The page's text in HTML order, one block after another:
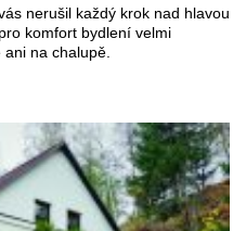
nerušil každý krok nad hlavou
komfort bydlení velmi
ani na chalupě.